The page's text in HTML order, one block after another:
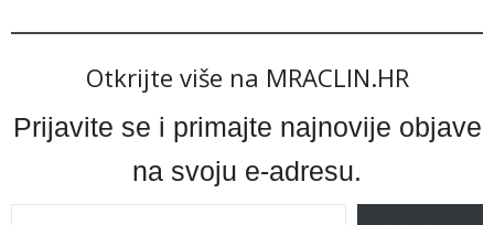
Otkrijte više na MRACLIN.HR
Prijavite se i primajte najnovije objave
na svoju e-adresu.